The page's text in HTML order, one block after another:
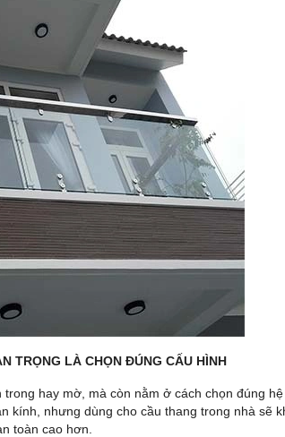
TRỌNG LÀ CHỌN ĐÚNG CẤU HÌNH
hay mờ, mà còn nằm ở cách chọn đúng
kính, nhưng dùng cho cầu thang trong nhà sẽ
toàn cao hơn.